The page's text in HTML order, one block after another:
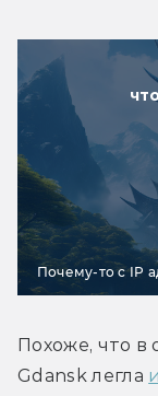
Почему-то с IP
Похоже, что в
Gdansk легла